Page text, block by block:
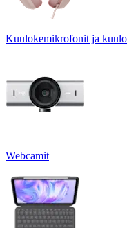
Kuulokemikrofonit ja
Webcamit